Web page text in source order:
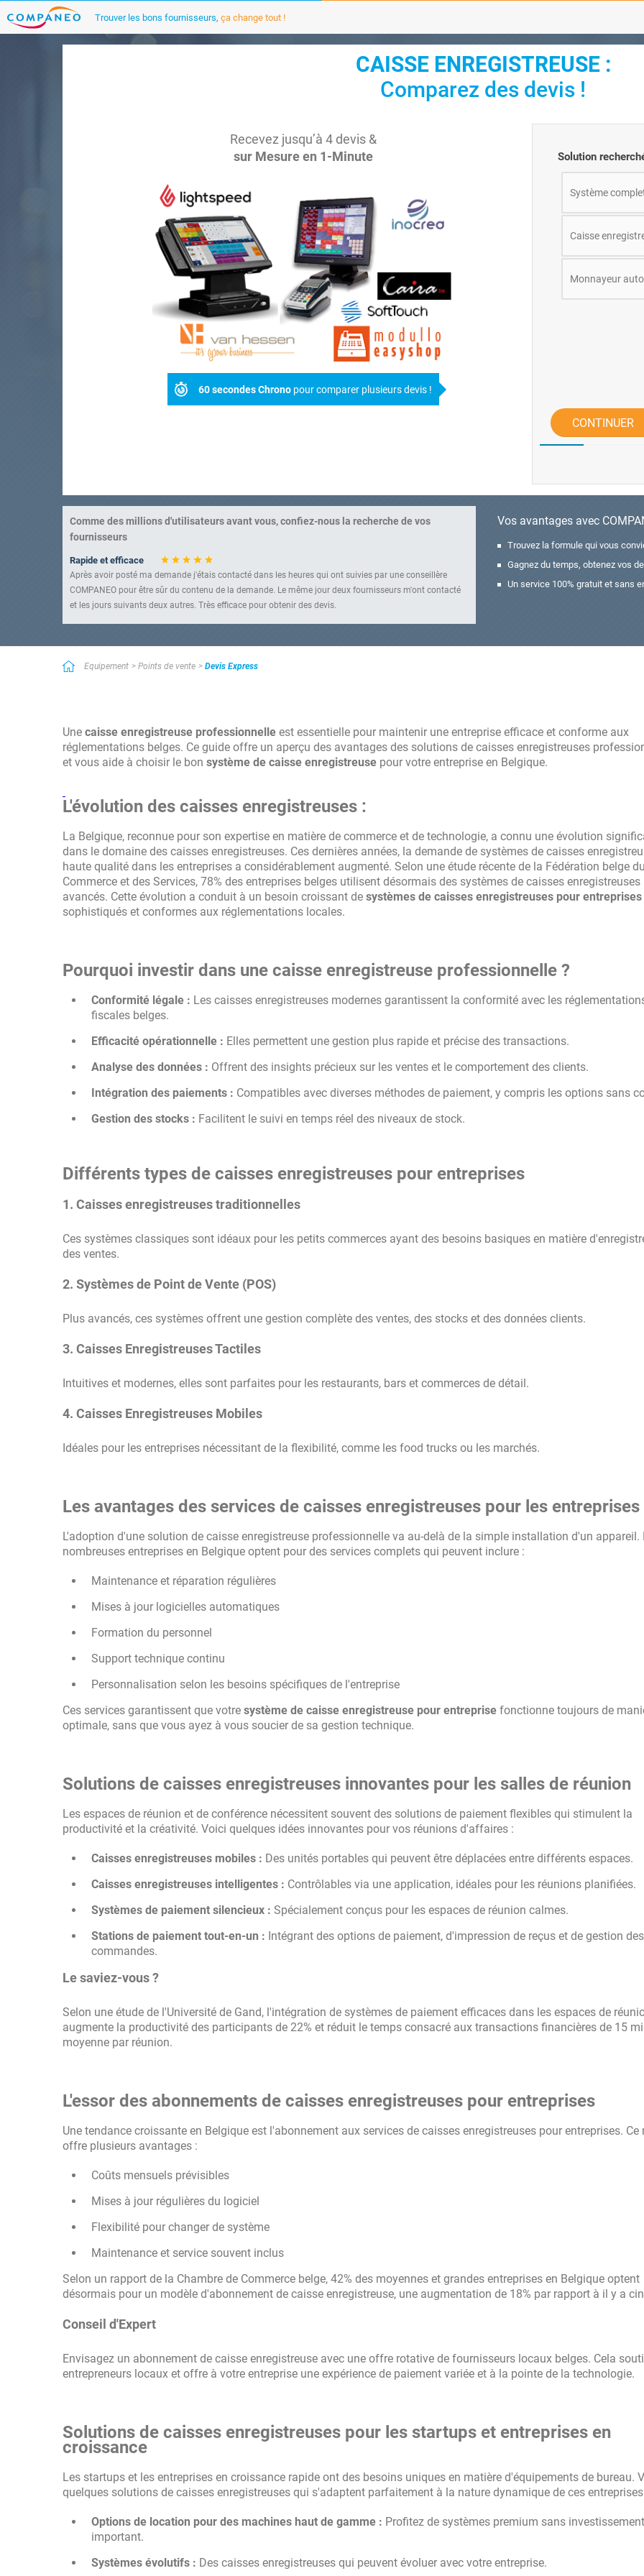
Trouver les bons fournisseurs, ça change tout !
CAISSE ENREGISTREUSE :
Comparez des devis !
Recevez jusqu’à 4 devis &
sur Mesure en 1-Minute
60 secondes Chrono pour comparer plusieurs devis !
Solution
Système
Caisse
Monnayeur
CONTINUER
Comme des millions d'utilisateurs avant vous, confiez-nous la recherche de vos
fournisseurs
Rapide et efficace
Après avoir posté ma demande j'étais contacté dans les heures qui ont suivies par une conseillère
COMPANEO pour être sûr du contenu de la demande. Le même jour deux fournisseurs m'ont contacté
et les jours suivants deux autres. Très efficace pour obtenir des devis.
Très bonne sélection d'entreprises. Rapidité et efficacité sont au rendez-vous.
Simple et efficace
Vos avantages avec
Trouvez la formule qui vous
Gagnez du temps, obtenez vos
Un service 100% gratuit et sans
Equipement Points de vente Devis Express
Une caisse enregistreuse professionnelle est essentielle pour maintenir une entreprise efficace et conforme aux
réglementations belges. Ce guide offre un aperçu des avantages des solutions de caisses enregistreuses
et vous aide à choisir le bon système de caisse enregistreuse pour votre entreprise en Belgique.
L'évolution des caisses enregistreuses :
La Belgique, reconnue pour son expertise en matière de commerce et de technologie, a connu une évolution
dans le domaine des caisses enregistreuses. Ces dernières années, la demande de systèmes de caisses
haute qualité dans les entreprises a considérablement augmenté. Selon une étude récente de la Fédération belge
Commerce et des Services, 78% des entreprises belges utilisent désormais des systèmes de caisses enregistreuses
avancés. Cette évolution a conduit à un besoin croissant de systèmes de caisses enregistreuses pour entreprises
sophistiqués et conformes aux réglementations locales.
Pourquoi investir dans une caisse enregistreuse professionnelle ?
Conformité légale : Les caisses enregistreuses modernes garantissent la conformité avec les
fiscales belges.
Efficacité opérationnelle : Elles permettent une gestion plus rapide et précise des transactions.
Analyse des données : Offrent des insights précieux sur les ventes et le comportement des clients.
Intégration des paiements : Compatibles avec diverses méthodes de paiement, y compris les options sans
Gestion des stocks : Facilitent le suivi en temps réel des niveaux de stock.
Différents types de caisses enregistreuses pour entreprises
1. Caisses enregistreuses traditionnelles
Ces systèmes classiques sont idéaux pour les petits commerces ayant des besoins basiques en matière
des ventes.
2. Systèmes de Point de Vente (POS)
Plus avancés, ces systèmes offrent une gestion complète des ventes, des stocks et des données clients.
3. Caisses Enregistreuses Tactiles
Intuitives et modernes, elles sont parfaites pour les restaurants, bars et commerces de détail.
4. Caisses Enregistreuses Mobiles
Idéales pour les entreprises nécessitant de la flexibilité, comme les food trucks ou les marchés.
Les avantages des services de caisses enregistreuses pour les entreprises
L'adoption d'une solution de caisse enregistreuse professionnelle va au-delà de la simple installation d'un appareil.
nombreuses entreprises en Belgique optent pour des services complets qui peuvent inclure :
Maintenance et réparation régulières
Mises à jour logicielles automatiques
Formation du personnel
Support technique continu
Personnalisation selon les besoins spécifiques de l'entreprise
Ces services garantissent que votre système de caisse enregistreuse pour entreprise fonctionne toujours de
optimale, sans que vous ayez à vous soucier de sa gestion technique.
Solutions de caisses enregistreuses innovantes pour les salles de réunion
Les espaces de réunion et de conférence nécessitent souvent des solutions de paiement flexibles qui stimulent la
productivité et la créativité. Voici quelques idées innovantes pour vos réunions d'affaires :
Caisses enregistreuses mobiles : Des unités portables qui peuvent être déplacées entre différents espaces.
Caisses enregistreuses intelligentes : Contrôlables via une application, idéales pour les réunions planifiées.
Systèmes de paiement silencieux : Spécialement conçus pour les espaces de réunion calmes.
Stations de paiement tout-en-un : Intégrant des options de paiement, d'impression de reçus et de gestion des
commandes.
Le saviez-vous ?
Selon une étude de l'Université de Gand, l'intégration de systèmes de paiement efficaces dans les espaces de
augmente la productivité des participants de 22% et réduit le temps consacré aux transactions financières de 15
moyenne par réunion.
L'essor des abonnements de caisses enregistreuses pour entreprises
Une tendance croissante en Belgique est l'abonnement aux services de caisses enregistreuses pour entreprises. Ce
offre plusieurs avantages :
Coûts mensuels prévisibles
Mises à jour régulières du logiciel
Flexibilité pour changer de système
Maintenance et service souvent inclus
Selon un rapport de la Chambre de Commerce belge, 42% des moyennes et grandes entreprises en Belgique optent
désormais pour un modèle d'abonnement de caisse enregistreuse, une augmentation de 18% par rapport à il y a
Conseil d'Expert
Envisagez un abonnement de caisse enregistreuse avec une offre rotative de fournisseurs locaux belges. Cela
entrepreneurs locaux et offre à votre entreprise une expérience de paiement variée et à la pointe de la technologie.
Solutions de caisses enregistreuses pour les startups et entreprises en
croissance
Les startups et les entreprises en croissance rapide ont des besoins uniques en matière d'équipements de bureau.
quelques solutions de caisses enregistreuses qui s'adaptent parfaitement à la nature dynamique de ces
Options de location pour des machines haut de gamme : Profitez de systèmes premium sans
important.
Systèmes évolutifs : Des caisses enregistreuses qui peuvent évoluer avec votre entreprise.